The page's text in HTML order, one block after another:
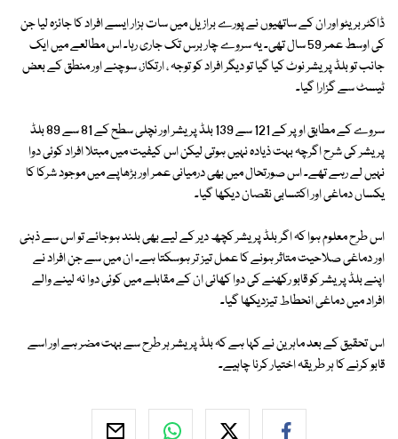
ڈاکٹر بریٹو اور ان کے ساتھیوں نے پورے برازیل میں سات ہزار ایسے افراد کا جائزہ لیا جن
کی اوسط عمر 59 سال تھی۔ یہ سروے چار برس تک جاری رہا۔ اس مطالعے میں ایک
جانب تو بلڈ پریشر نوٹ کیا گیا تو دیگر افراد کو توجہ ، ارتکاز، سوچنے اور منطق کے بعض
ٹیسٹ سے گزارا گیا۔
سروے کے مطابق اوپر کے 121 سے 139 بلڈ پریشر اور نچلی سطح کے 81 سے 89 بلڈ
پریشر کی شرح اگرچہ بہت ذیادہ نہیں ہوتی لیکن اس کیفیت میں مبتلا افراد کوئی دوا
نہیں لے رہے تھے۔ اس صورتحال میں بھی درمیانی عمر اور بڑھاپے میں موجود شرکا کا
یکساں دماغی اور اکتسابی نقصان دیکھا گیا۔
اس طرح معلوم ہوا کہ اگر بلڈ پریشر کچھ دیر کے لیے بھی بلند ہوجائے تو اس سے ذہنی
اور دماغی صلاحیت متاثر ہونے کا عمل تیز تر ہوسکتا ہے۔ ان میں سے جن افراد نے
اپنے بلڈ پریشر کو قابو رکھنے کی دوا کھائی ان کے مقابلے میں کوئی دوا نہ لینے والے
افراد میں دماغی انحطاط تیزدیکھا گیا۔
اس تحقیق کے بعد ماہرین نے کہا ہے کہ بلڈ پریشر ہر طرح سے بہت مضر ہے اور اسے
قابو کرنے کا ہر طریقہ اختیار کرنا چاہیے۔